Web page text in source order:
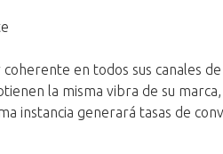
en todos sus canales
la misma vibra de su
instancia generará tasas de